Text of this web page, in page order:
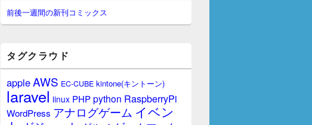
サ
イ
ー
ジ
ッ
ト
前後一週間の新刊コミックス
タグクラウド
appleAWS EC-CUBE kintone(キントーン)
laravel linux PHPpython RaspberryPi
WordPress アナログゲーム イベン